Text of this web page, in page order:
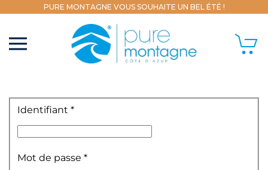
PURE MONTAGNE VOUS SOUHAITE UN BEL ÉTÉ !
Identifiant *
Mot de passe *